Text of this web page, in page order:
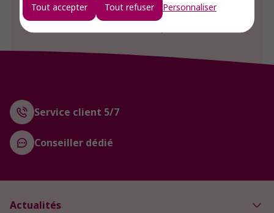
Tout accepter Tout refuser Personnaliser
Service client 5/7
Conseiller dédié
Actualités